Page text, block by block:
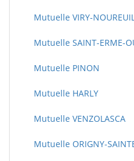
Mutuelle VIRY-
Mutuelle SAINT-ERME-
Mutuelle PINON
Mutuelle HARLY
Mutuelle VENZOLASCA
Mutuelle ORIGNY-